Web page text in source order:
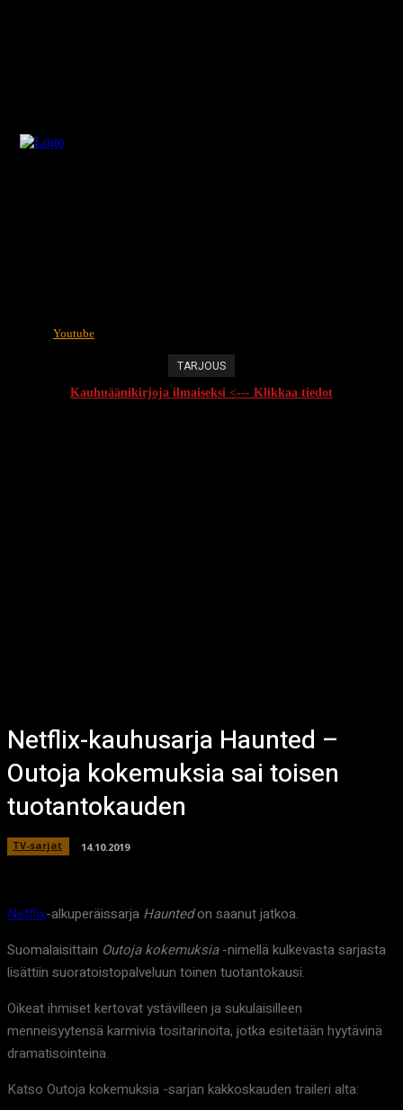
Youtube
TARJOUS
Kauhuäänikirjoja ilmaiseksi <--- Klikkaa tiedot
Netflix-kauhusarja Haunted –
Outoja kokemuksia sai toisen
tuotantokauden
TV-sarjat 14.10.2019
Netflix-alkuperäissarja Hauntedon saanut jatkoa.
Suomalaisittain Outoja kokemuksia-nimellä kulkevasta sarjasta
lisättiin suoratoistopalveluun toinen tuotantokausi.
Oikeat ihmiset kertovat ystävilleen ja sukulaisilleen
menneisyytensä karmivia tositarinoita, jotka esitetään hyytävinä
dramatisointeina.
Katso Outoja kokemuksia -sarjan kakkoskauden traileri alta: